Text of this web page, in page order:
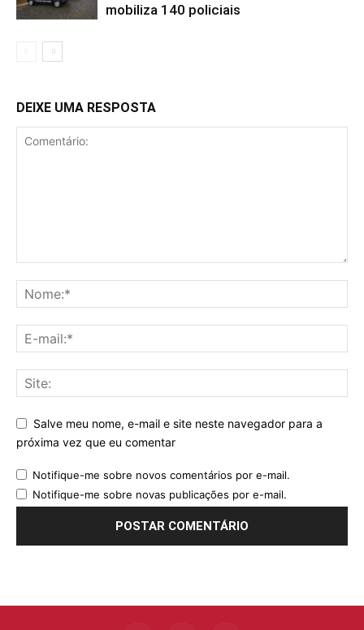
mobiliza 140 policiais
DEIXE UMA RESPOSTA
Salve meu nome, e-mail e site neste navegador para a
próxima vez que eu comentar
Notifique-me sobre novos comentários por e-mail.
Notifique-me sobre novas publicações por e-mail.